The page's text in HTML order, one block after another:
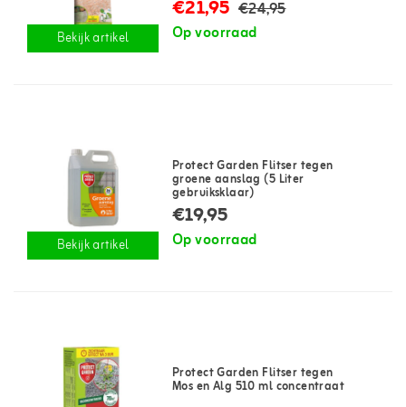
Bekijk artikel
€21,95 €24,95
Op voorraad
Bekijk artikel
Protect Garden Flitser tegen
groene aanslag (5 Liter
gebruiksklaar)
€19,95
Op voorraad
Protect Garden Flitser tegen
Mos en Alg 510 ml concentraat